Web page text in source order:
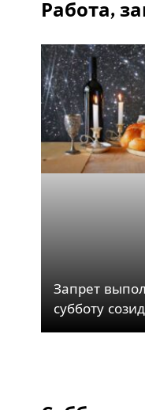
Работа,
Запрет
субботу
работу